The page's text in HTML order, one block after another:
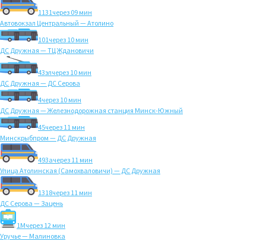
1131через 09 мин
Автовокзал Центральный — Атолино
101через 10 мин
ДС Дружная — ТЦ Ждановичи
43элчерез 10 мин
ДС Дружная — ДС Серова
4через 10 мин
ДС Дружная — Железнодорожная станция Минск-Южный
45через 11 мин
Минскрыбпром — ДС Дружная
493ачерез 11 мин
Улица Атолинская (Самохваловичи) — ДС Дружная
1318через 11 мин
ДС Серова — Зацень
1Mчерез 12 мин
Уручье — Малиновка